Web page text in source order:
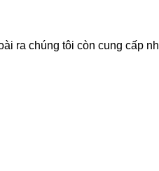
ra chúng tôi còn cung cấp